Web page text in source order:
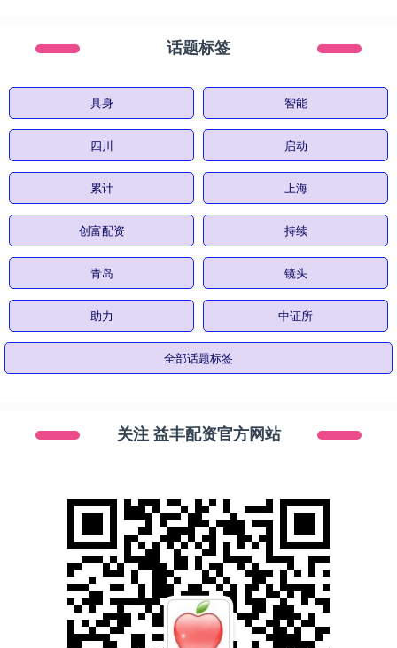
话题标签
具身 智能
四川 启动
累计 上海
创富配资 持续
青岛 镜头
助力 中证所
全部话题标签
关注 益丰配资官方网站